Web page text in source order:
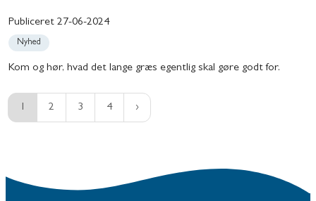
Publiceret 27-06-2024
Nyhed
Kom og hør, hvad det lange græs egentlig skal gøre godt for.
1 2 3 4